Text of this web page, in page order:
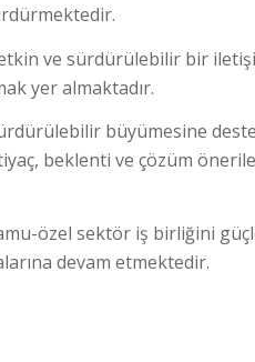
ve sürdürülebilir bir
yer almaktadır.
büyümesine
beklenti ve çözüm
özel sektör iş birliğini
devam etmektedir.